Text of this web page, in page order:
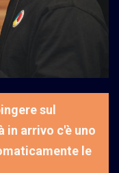
sul
in arrivo c'è uno
le